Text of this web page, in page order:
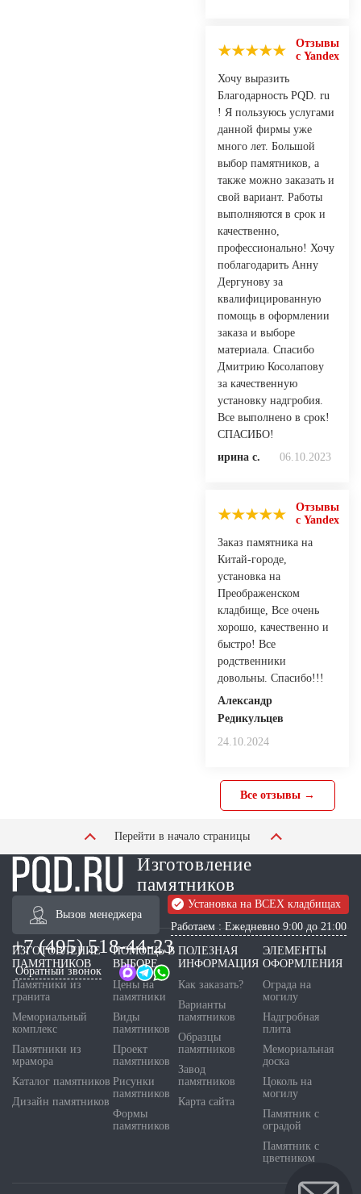
Отзывы
с Yandex
Хочу выразить
Благодарность PQD. ru
! Я пользуюсь услугами
данной фирмы уже
много лет. Большой
выбор памятников, а
также можно заказать и
свой вариант. Работы
выполняются в срок и
качественно,
профессионально! Хочу
поблагодарить Анну
Дергунову за
квалифицированную
помощь в оформлении
заказа и выборе
материала. Спасибо
Дмитрию Косолапову
за качественную
установку надгробия.
Все выполнено в срок!
СПАСИБО!
ирина с.
06.10.2023
Отзывы
с Yandex
Заказ памятника на
Китай-городе,
установка на
Преображенском
кладбище, Все очень
хорошо, качественно и
быстро! Все
родственники
довольны. Спасибо!!!
Александр
Редикульцев
24.10.2024
Все отзывы →
Перейти в начало страницы
Изготовление
памятников
Вызов менеджера
Установка на ВСЕХ кладбищах
Работаем : Ежедневно 9:00 до 21:00
+7 (495) 518-44-23
Обратный звонок
ИЗГОТОВЛЕНИЕ
ПАМЯТНИКОВ
Памятники из
гранита
Мемориальный
комплекс
Памятники из
мрамора
Каталог памятников
Дизайн памятников
ПОМОЩЬ В
ВЫБОРЕ
Цены на
памятники
Виды
памятников
Проект
памятников
Рисунки
памятников
Формы
памятников
ПОЛЕЗНАЯ
ИНФОРМАЦИЯ
Как заказать?
Варианты
памятников
Образцы
памятников
Завод
памятников
Карта сайта
ЭЛЕМЕНТЫ
ОФОРМЛЕНИЯ
Ограда на
могилу
Надгробная
плита
Мемориальная
доска
Цоколь на
могилу
Памятник с
оградой
Памятник с
цветником